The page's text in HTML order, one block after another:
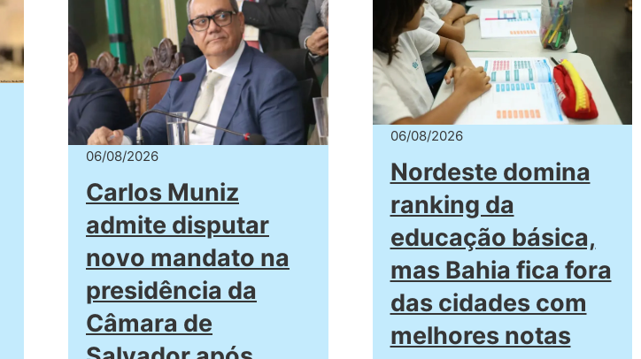
06/08/2026
Carlos Muniz
admite disputar
novo mandato na
presidência da
Câmara de
06/08/2026
Nordeste domina
ranking da
educação básica,
mas Bahia fica fora
das cidades com
melhores notas